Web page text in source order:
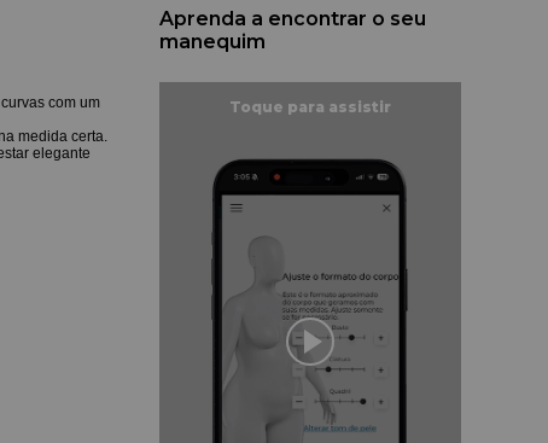
com um
medida certa.
elegante
Aprenda a encontrar o seu
manequim